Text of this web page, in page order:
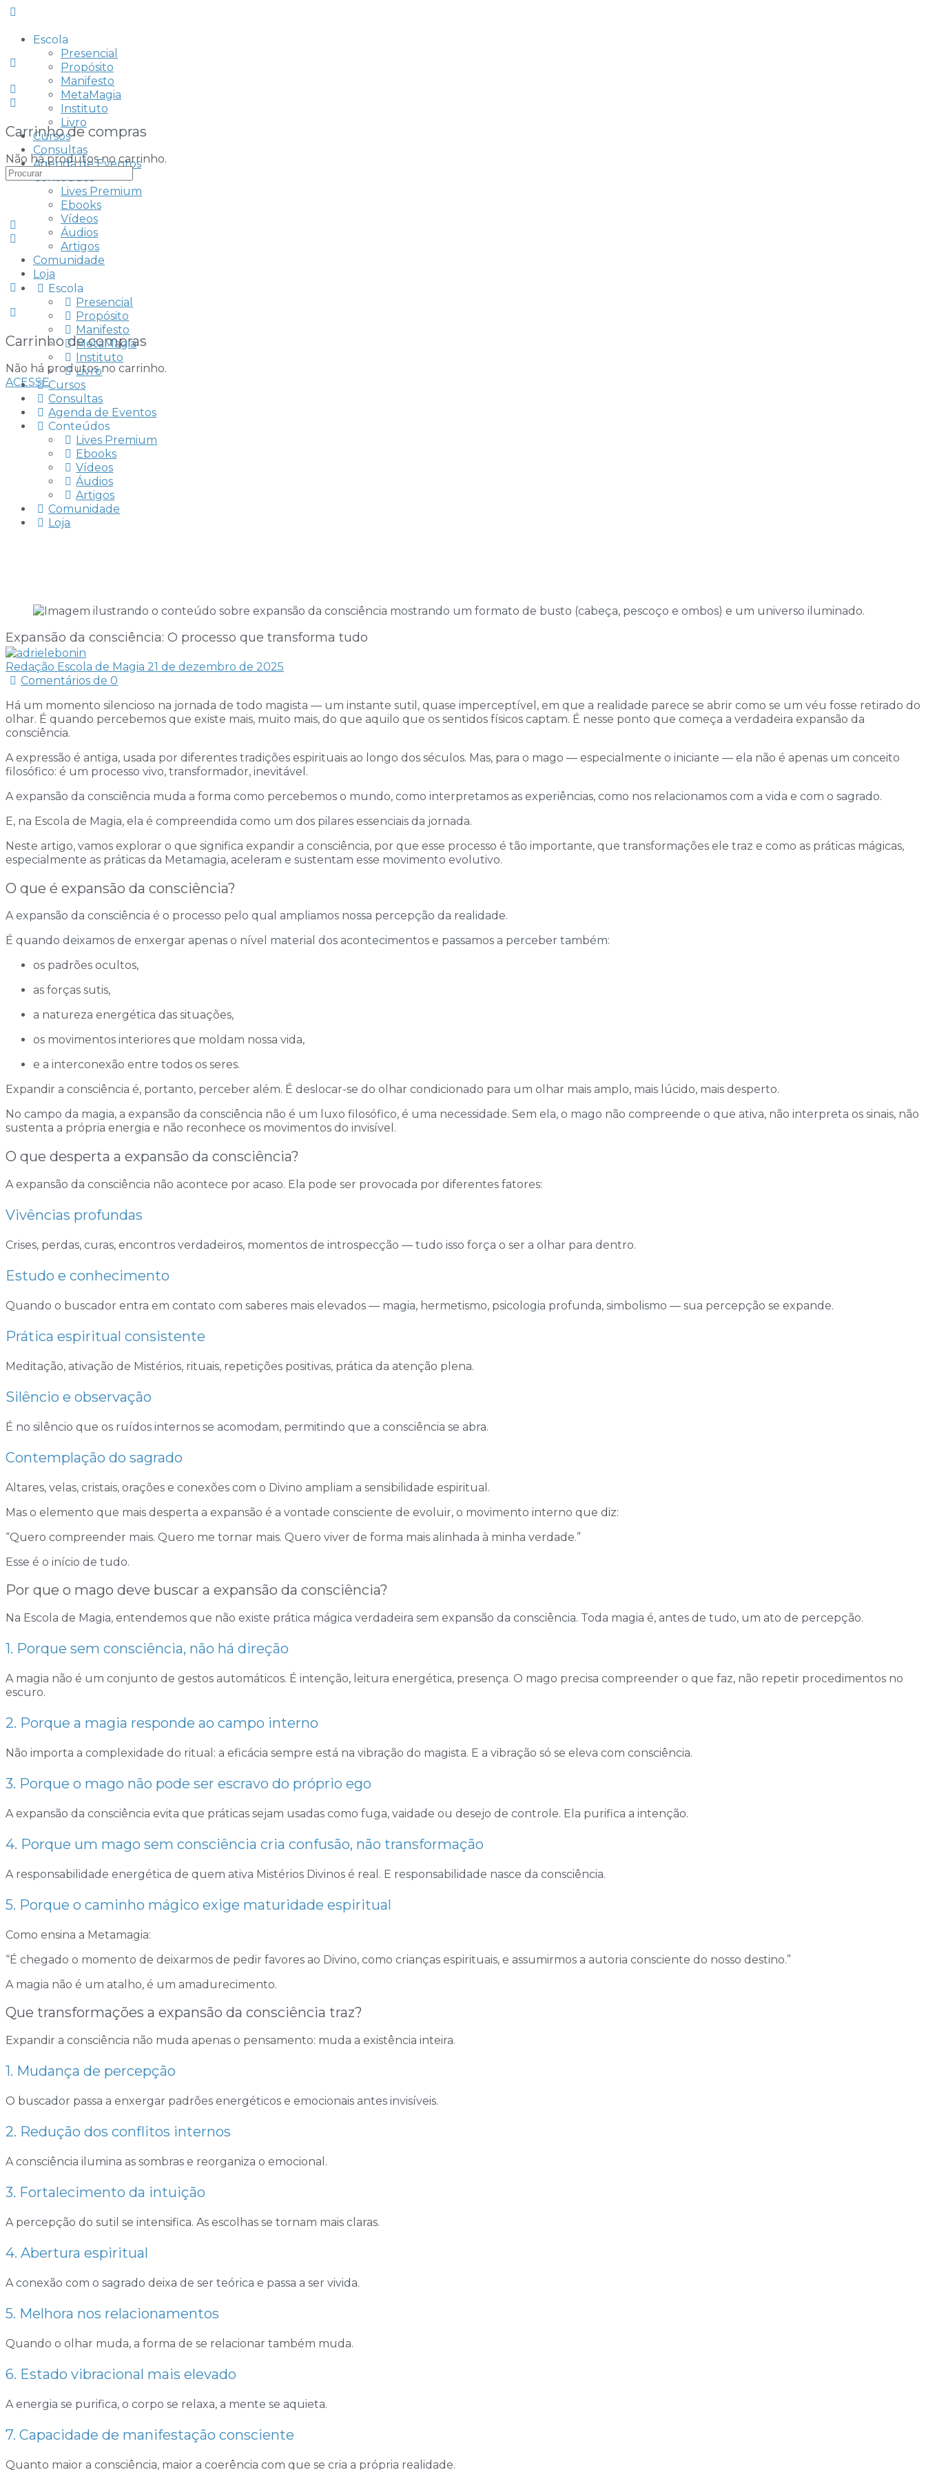
Escola
Presencial
Propósito
Manifesto
MetaMagia
Instituto
Livro
Cursos
Consultas
Agenda de Eventos
Conteúdos
Lives Premium
Ebooks
Vídeos
Áudios
Artigos
Comunidade
Loja
Carrinho de compras
Não há produtos no carrinho.
ACESSE INSCREVER-SE
Carrinho de compras
Não há produtos no carrinho.
Procurar
Escola
Presencial
Propósito
Manifesto
MetaMagia
Instituto
Livro
Cursos
Consultas
Agenda de Eventos
Conteúdos
Lives Premium
Ebooks
Vídeos
Áudios
Artigos
Comunidade
Loja
Expansão da consciência: O processo que transforma tudo
Redação Escola de Magia 21 de dezembro de 2025
Comentários de 0
Há um momento silencioso na jornada de todo magista — um instante sutil, quase imperceptível, em que a realidade parece se abrir como se um véu fosse retirado do
olhar. É quando percebemos que existe mais, muito mais, do que aquilo que os sentidos físicos captam. É nesse ponto que começa a verdadeira expansão da
consciência.
A expressão é antiga, usada por diferentes tradições espirituais ao longo dos séculos. Mas, para o mago — especialmente o iniciante — ela não é apenas um conceito
filosófico: é um processo vivo, transformador, inevitável.
A expansão da consciência muda a forma como percebemos o mundo, como interpretamos as experiências, como nos relacionamos com a vida e com o sagrado.
E, na Escola de Magia, ela é compreendida como um dos pilares essenciais da jornada.
Neste artigo, vamos explorar o que significa expandir a consciência, por que esse processo é tão importante, que transformações ele traz e como as práticas mágicas,
especialmente as práticas da Metamagia, aceleram e sustentam esse movimento evolutivo.
O que é expansão da consciência?
A expansão da consciência é o processo pelo qual ampliamos nossa percepção da realidade.
É quando deixamos de enxergar apenas o nível material dos acontecimentos e passamos a perceber também:
os padrões ocultos,
as forças sutis,
a natureza energética das situações,
os movimentos interiores que moldam nossa vida,
e a interconexão entre todos os seres.
Expandir a consciência é, portanto, perceber além. É deslocar-se do olhar condicionado para um olhar mais amplo, mais lúcido, mais desperto.
No campo da magia, a expansão da consciência não é um luxo filosófico, é uma necessidade. Sem ela, o mago não compreende o que ativa, não interpreta os sinais, não
sustenta a própria energia e não reconhece os movimentos do invisível.
O que desperta a expansão da consciência?
A expansão da consciência não acontece por acaso. Ela pode ser provocada por diferentes fatores:
Vivências profundas
Crises, perdas, curas, encontros verdadeiros, momentos de introspecção — tudo isso força o ser a olhar para dentro.
Estudo e conhecimento
Quando o buscador entra em contato com saberes mais elevados — magia, hermetismo, psicologia profunda, simbolismo — sua percepção se expande.
Prática espiritual consistente
Meditação, ativação de Mistérios, rituais, repetições positivas, prática da atenção plena.
Silêncio e observação
É no silêncio que os ruídos internos se acomodam, permitindo que a consciência se abra.
Contemplação do sagrado
Altares, velas, cristais, orações e conexões com o Divino ampliam a sensibilidade espiritual.
Mas o elemento que mais desperta a expansão é a vontade consciente de evoluir, o movimento interno que diz:
“Quero compreender mais. Quero me tornar mais. Quero viver de forma mais alinhada à minha verdade.”
Esse é o início de tudo.
Por que o mago deve buscar a expansão da consciência?
Na Escola de Magia, entendemos que não existe prática mágica verdadeira sem expansão da consciência. Toda magia é, antes de tudo, um ato de percepção.
1. Porque sem consciência, não há direção
A magia não é um conjunto de gestos automáticos. É intenção, leitura energética, presença. O mago precisa compreender o que faz, não repetir procedimentos no
escuro.
2. Porque a magia responde ao campo interno
Não importa a complexidade do ritual: a eficácia sempre está na vibração do magista. E a vibração só se eleva com consciência.
3. Porque o mago não pode ser escravo do próprio ego
A expansão da consciência evita que práticas sejam usadas como fuga, vaidade ou desejo de controle. Ela purifica a intenção.
4. Porque um mago sem consciência cria confusão, não transformação
A responsabilidade energética de quem ativa Mistérios Divinos é real. E responsabilidade nasce da consciência.
5. Porque o caminho mágico exige maturidade espiritual
Como ensina a Metamagia:
“É chegado o momento de deixarmos de pedir favores ao Divino, como crianças espirituais, e assumirmos a autoria consciente do nosso destino.”
A magia não é um atalho, é um amadurecimento.
Que transformações a expansão da consciência traz?
Expandir a consciência não muda apenas o pensamento: muda a existência inteira.
1. Mudança de percepção
O buscador passa a enxergar padrões energéticos e emocionais antes invisíveis.
2. Redução dos conflitos internos
A consciência ilumina as sombras e reorganiza o emocional.
3. Fortalecimento da intuição
A percepção do sutil se intensifica. As escolhas se tornam mais claras.
4. Abertura espiritual
A conexão com o sagrado deixa de ser teórica e passa a ser vivida.
5. Melhora nos relacionamentos
Quando o olhar muda, a forma de se relacionar também muda.
6. Estado vibracional mais elevado
A energia se purifica, o corpo se relaxa, a mente se aquieta.
7. Capacidade de manifestação consciente
Quanto maior a consciência, maior a coerência com que se cria a própria realidade.